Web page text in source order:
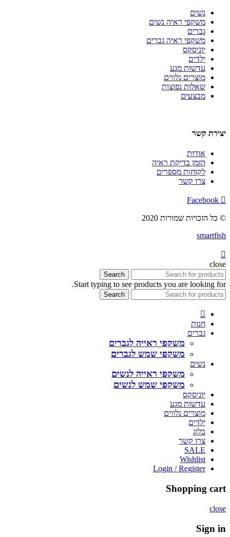
נשים
משקפי ראיה נשים
גברים
משקפי ראיה גברים
יוניסקס
ילדים
עדשות מגע
מוצרים נלווים
שאלות נפוצות
מבצעים
יצירת קשר
אודות
הזמן בדיקת ראיה
לקוחות מספרים
צרו קשר
Facebook
© כל הזכויות שמורות 2020
smartfish
close
Search
Start typing to see products you are looking for.
Search
חנות
גברים
משקפי ראייה לגברים
משקפי שמש לגברים
נשים
משקפי ראייה לנשים
משקפי שמש לנשים
יוניסקס
עדשות מגע
מוצרים נלווים
ילדים
בלוג
צרו קשר
SALE
Wishlist
Login / Register
Shopping cart
close
Sign in